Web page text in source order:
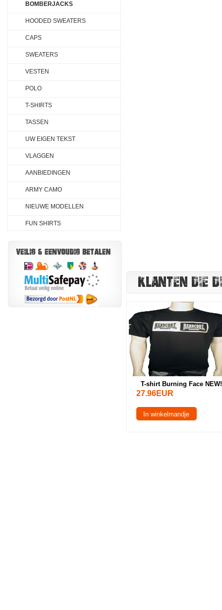
KLANTEN DIE
T-shirt Burning Face
27.96EUR
In winkelmandje
BOMBERJACKS
HOODED SWEATERS
CAPS
SWEATERS
VESTEN
POLO
T-SHIRTS
TASSEN
UW EIGEN TEKST
VLAGGEN
AANBIEDINGEN
ARMY CAMO
NIEUWE MODELLEN
FUN SHIRTS